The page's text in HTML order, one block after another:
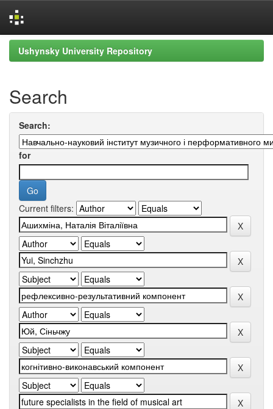
Skip
navigation
Ushynsky University Repository
Search
Search:
for
Current filters: